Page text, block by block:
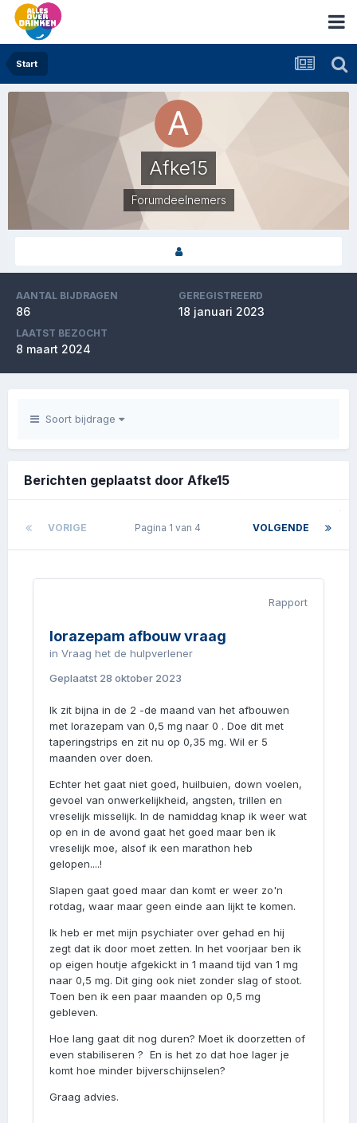
Start
Afke15
Forumdeelnemers
AANTAL BIJDRAGEN
86
GEREGISTREERD
18 januari 2023
LAATST BEZOCHT
8 maart 2024
Soort bijdrage
Berichten geplaatst door Afke15
VORIGE VOLGENDE
Pagina 1 van 4
Rapport
lorazepam afbouw vraag
in Vraag het de hulpverlener
Geplaatst 28 oktober 2023
Ik zit bijna in de 2 -de maand van het afbouwen
met lorazepam van 0,5 mg naar 0 . Doe dit met
taperingstrips en zit nu op 0,35 mg. Wil er 5
maanden over doen.
Echter het gaat niet goed, huilbuien, down voelen,
gevoel van onwerkelijkheid, angsten, trillen en
vreselijk misselijk. In de namiddag knap ik weer wat
op en in de avond gaat het goed maar ben ik
vreselijk moe, alsof ik een marathon heb
gelopen....!
Slapen gaat goed maar dan komt er weer zo'n
rotdag, waar maar geen einde aan lijkt te komen.
Ik heb er met mijn psychiater over gehad en hij
zegt dat ik door moet zetten. In het voorjaar ben ik
op eigen houtje afgekickt in 1 maand tijd van 1 mg
naar 0,5 mg. Dit ging ook niet zonder slag of stoot.
Toen ben ik een paar maanden op 0,5 mg
gebleven.
Hoe lang gaat dit nog duren? Moet ik doorzetten of
even stabiliseren ? En is het zo dat hoe lager je
komt hoe minder bijverschijnselen?
Graag advies.